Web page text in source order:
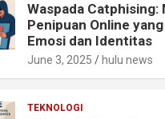
Waspada Catphising:
Penipuan Online
Emosi dan Identitas
June 3, 2025 hulu news
TEKNOLOGI